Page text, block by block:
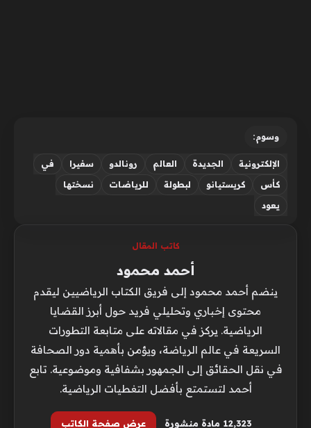
وسوم:
الإلكترونية الجديدة العالم رونالدو سفيرا
في
كأس
كريستيانو لبطولة للرياضات
نسختها
يعود
كاتب المقال
أحمد محمود
ينضم أحمد محمود إلى فريق الكتاب الرياضيين ليقدم
محتوى إخباري وتحليلي فريد حول أبرز القضايا
الرياضية. يركز في مقالاته على متابعة التطورات
السريعة في عالم الرياضة، ويؤمن بأهمية دور الصحافة
في نقل الحقائق إلى الجمهور بشفافية وموضوعية. تابع
أحمد لتستمتع بأفضل التغطيات الرياضية.
12٬323 مادة منشورة عرض صفحة الكاتب